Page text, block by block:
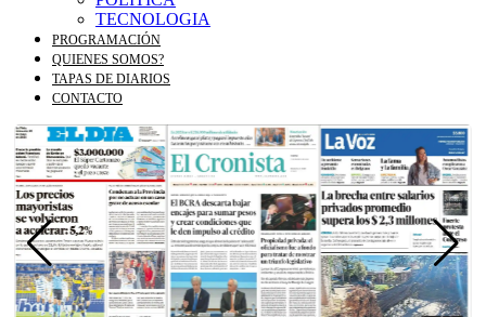
TECNOLOGIA
PROGRAMACIÓN
QUIENES SOMOS?
TAPAS DE DIARIOS
CONTACTO